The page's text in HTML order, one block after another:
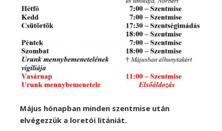
Május hónapban minden szentmise után
elvégezzük a loretói litániát.